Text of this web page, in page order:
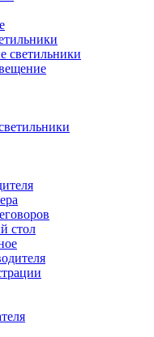
светильники
стол